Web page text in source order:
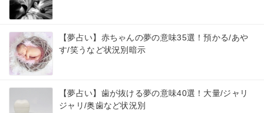
【夢占い】赤ちゃんの夢の意味35選！預かる/あや
す/笑うなど状況別暗示
【夢占い】歯が抜ける夢の意味40選！大量/ジャリ
ジャリ/奥歯など状況別